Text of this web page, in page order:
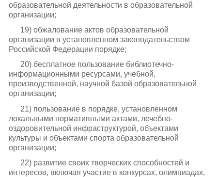
образовательной деятельности в образовательной
организации;
19) обжалование актов образовательной
организации в установленном законодательством
Российской Федерации порядке;
20) бесплатное пользование библиотечно-
информационными ресурсами, учебной,
производственной, научной базой образовательной
организации;
21) пользование в порядке, установленном
локальными нормативными актами, лечебно-
оздоровительной инфраструктурой, объектами
культуры и объектами спорта образовательной
организации;
22) развитие своих творческих способностей и
интересов, включая участие в конкурсах, олимпиадах,